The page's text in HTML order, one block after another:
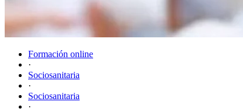
Formación online
·
Sociosanitaria
·
Sociosanitaria
·